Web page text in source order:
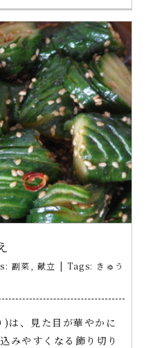
副菜 献立 | Tags: きゅう
は、見た目が華やかに
みやすくなる飾り切り